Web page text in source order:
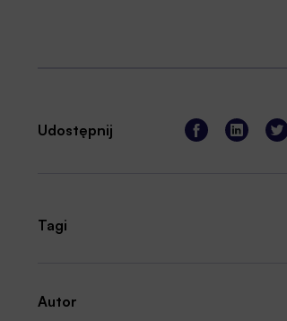
Udostępnij
Tagi
Autor